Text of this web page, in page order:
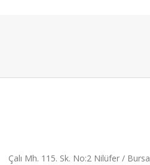
Çalı Mh. 115. Sk. No:2 Nilüfer / Bursa